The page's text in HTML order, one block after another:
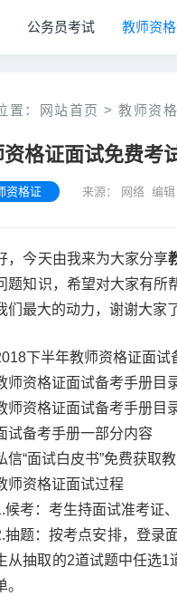
公务员考试 教师资
置： 网站首页 > 教师资
格证面试免费考
资格证 来源： 网络 编辑
，今天由我来为大家分享
题知识，希望对大家有所
们最大的动力，谢谢大家
下半年教师资格证面试
资格证面试备考手册目
资格证面试备考手册目
备考手册一部分内容
面试白皮书”免费获取教
资格证面试过程
：考生持面试准考证、
：按考点安排，登录面
从抽取的2道试题中任选